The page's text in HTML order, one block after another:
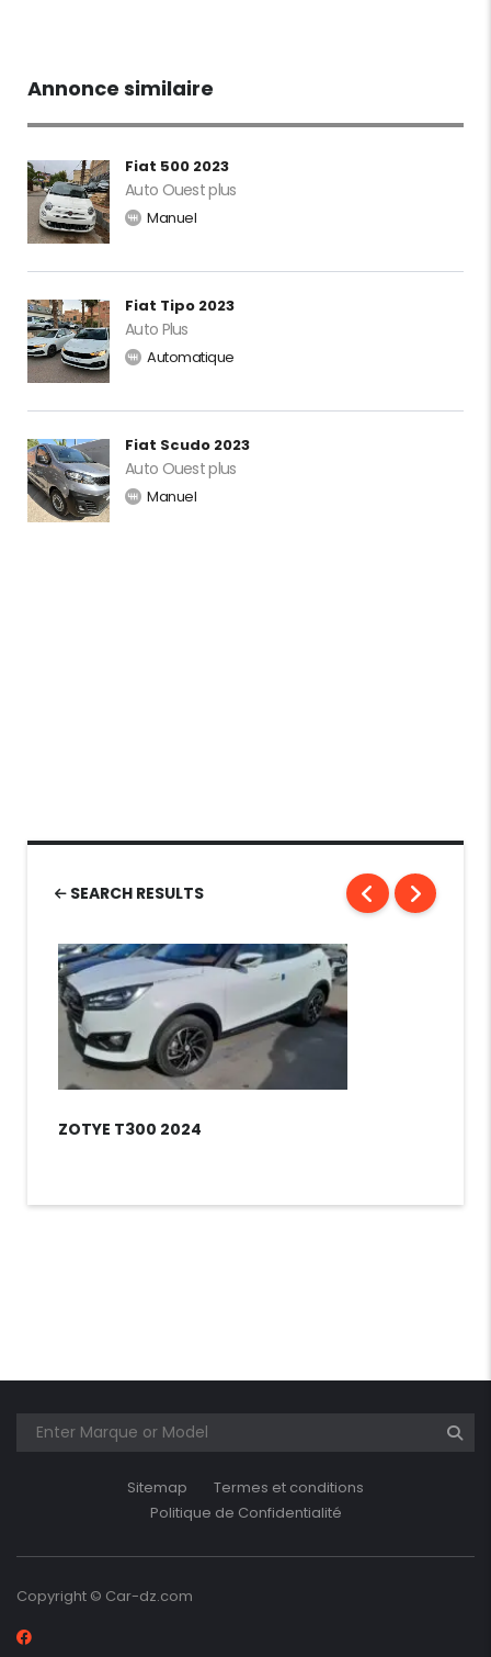
Annonce similaire
Fiat 500 2023
Auto Ouest plus
Manuel
Fiat Tipo 2023
Auto Plus
Automatique
Fiat Scudo 2023
Auto Ouest plus
Manuel
SEARCH RESULTS
ZOTYE T300 2024
Sitemap
Termes et conditions
Politique de Confidentialité
Copyright © Car-dz.com